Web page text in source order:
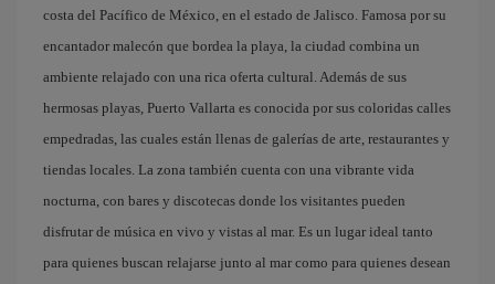
costa del Pacífico de México, en el estado de Jalisco. Famosa por su
encantador malecón que bordea la playa, la ciudad combina un
ambiente relajado con una rica oferta cultural. Además de sus
hermosas playas, Puerto Vallarta es conocida por sus coloridas calles
empedradas, las cuales están llenas de galerías de arte, restaurantes y
tiendas locales. La zona también cuenta con una vibrante vida
nocturna, con bares y discotecas donde los visitantes pueden
disfrutar de música en vivo y vistas al mar. Es un lugar ideal tanto
para quienes buscan relajarse junto al mar como para quienes desean